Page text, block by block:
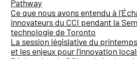
Pathway
Ce que nous avons entendu à
innovateurs du CCI pendant la
technologie de Toronto
La session législative du
et les enjeux pour l'innovation